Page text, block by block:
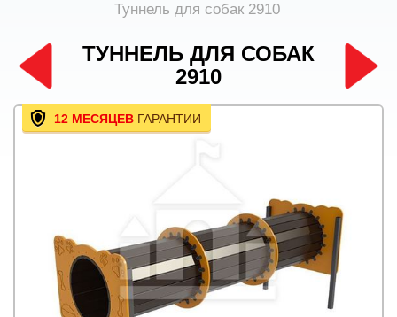
Туннель для собак 2910
ТУННЕЛЬ ДЛЯ СОБАК
2910
12 МЕСЯЦЕВ ГАРАНТИИ